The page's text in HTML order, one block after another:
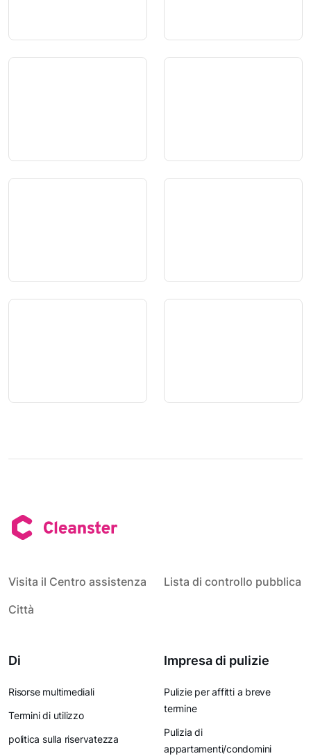
Visita il Centro assistenza
Lista di controllo pubblica
Città
Di
Risorse multimediali
Termini di utilizzo
politica sulla riservatezza
Impresa di pulizie
Pulizie per affitti a breve
termine
Pulizia di
appartamenti/condomini